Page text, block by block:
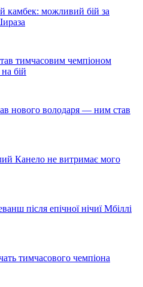
камбек: можливий бій за
тимчасовим чемпіоном
бій
нового володаря — ним став
Канело не витримає мого
після епічної нічиї Мбіллі
тимчасового чемпіона